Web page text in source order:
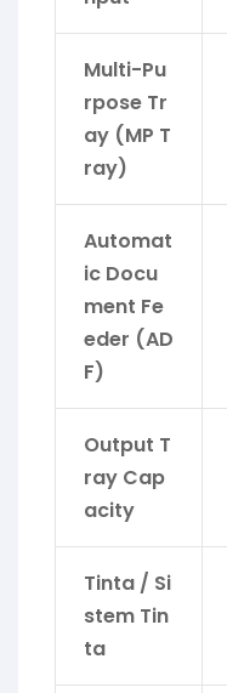
Multi-Pu
rpose Tr
ay (MP T
ray)
Automat
ic Docu
ment Fe
eder (AD
F)
Output T
ray Cap
acity
Tinta / Si
stem Tin
ta